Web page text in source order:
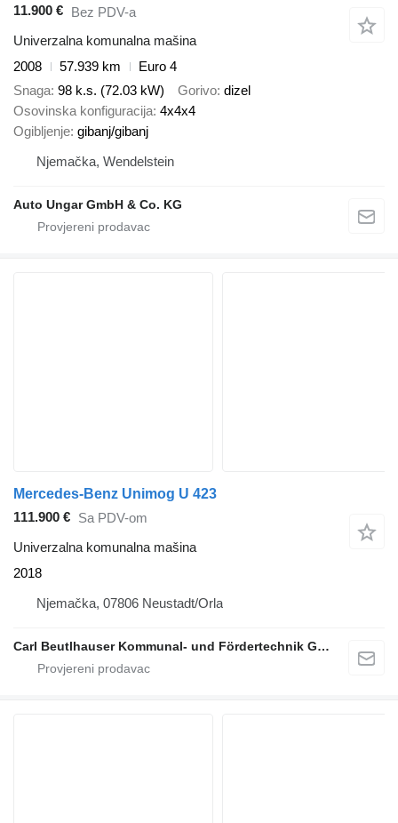
11.900 € Bez PDV-a
Univerzalna komunalna mašina
2008
57.939 km
Euro 4
Snaga 98 k.s. (72.03 kW) Gorivo dizel
Osovinska konfiguracija 4x4x4
Ogibljenje gibanj/gibanj
Njemačka, Wendelstein
Auto Ungar GmbH & Co. KG
Mercedes-Benz Unimog U 423
111.900 € Sa PDV-om
Univerzalna komunalna mašina
2018
Njemačka, 07806 Neustadt/Orla
Carl Beutlhauser Kommunal- und Fördertechnik GmbH & Co. KG